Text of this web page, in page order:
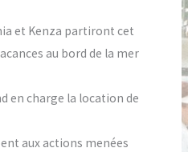
et Kenza partiront cet
au bord de la mer
en charge la location de
aux actions menées